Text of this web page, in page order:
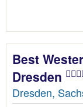
Best
Dresden
Dresden,